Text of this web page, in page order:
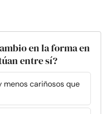
en la forma en
entre sí?
menos cariñosos que